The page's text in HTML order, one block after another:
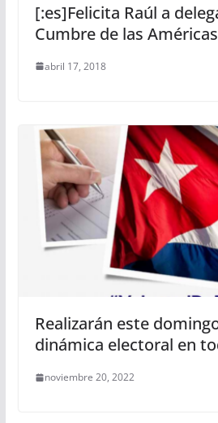
[:es]Felicita Raúl a
Cumbre de las
abril 17, 2018
Realizarán este
dinámica electoral en
noviembre 20, 2022